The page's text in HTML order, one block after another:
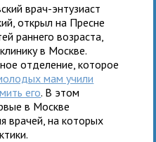
врач-энтузиаст
открыл на Пресне
раннего возраста,
в Москве.
отделение, которое
мам учили
его. В этом
в Москве
врачей, на которых